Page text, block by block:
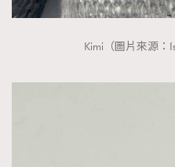
Kimi（圖片來源：